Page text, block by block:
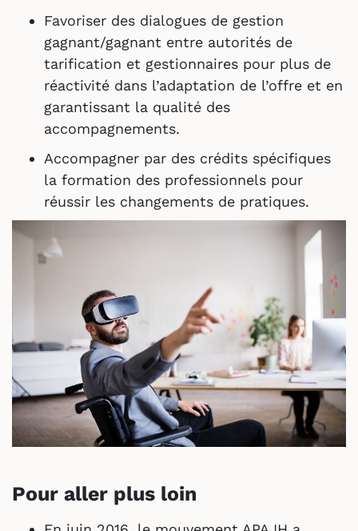
Favoriser des dialogues de gestion
gagnant/gagnant entre autorités de
tariﬁcation et gestionnaires pour plus de
réactivité dans l’adaptation de l’offre et en
garantissant la qualité des
accompagnements.
Accompagner par des crédits spéciﬁques
la formation des professionnels pour
réussir les changements de pratiques.
Pour aller plus loin